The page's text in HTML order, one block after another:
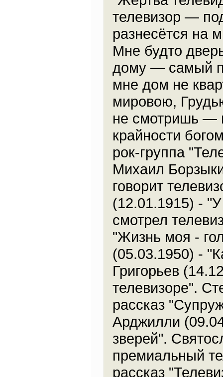
телевизор —
разнесётся на
Мне будто
дому — самый
мне дом не
мировою,
не смотришь —
крайности
рок-группа
Михаил
говорит
(12.01.1915) -
смотрел
"Жизнь моя -
(05.03.1950) -
Григорьев
телевизоре".
рассказ
Арджилли
зверей".
премиальный
рассказ